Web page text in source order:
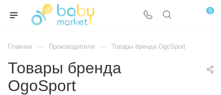
0
Главная — Производители — Товары бренда OgoSport
Товары бренда
OgoSport